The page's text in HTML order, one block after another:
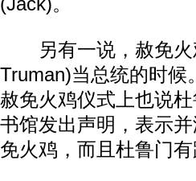
另有一说，赦免火
Truman)当总统的时候
赦免火鸡仪式上也说
书馆发出声明，表示
免火鸡，而且杜鲁门